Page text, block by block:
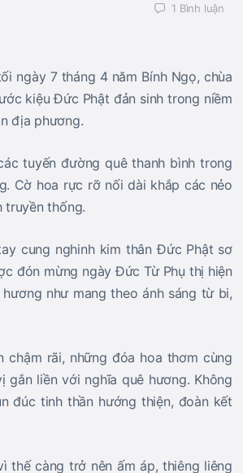
1 Bình luận
ngày 7 tháng 4 năm Bính Ngọ, chùa
kiệu Đức Phật đản sinh trong niềm
địa phương.
tuyến đường quê thanh bình trong
Cờ hoa rực rỡ nối dài khắp các nẻo
truyền thống.
cung nghinh kim thân Đức Phật sơ
đón mừng ngày Đức Từ Phụ thị hiện
như mang theo ánh sáng từ bi,
chậm rãi, những đóa hoa thơm cùng
liền với nghĩa quê hương. Không
đúc tinh thần hướng thiện, đoàn kết
thế càng trở nên ấm áp, thiêng liêng